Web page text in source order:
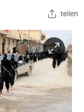
teilen